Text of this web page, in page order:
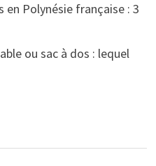
en Polynésie française : 3
ou sac à dos : lequel